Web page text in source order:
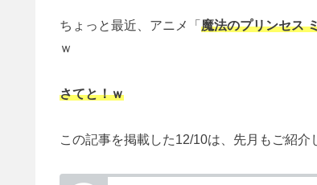
ちょっと最近、アニメ「 魔法のプリンセス
ｗ
さてと！ｗ
この記事を掲載した12/10は、先月もご紹介